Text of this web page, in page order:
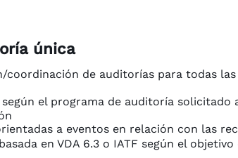
única
coordinación de auditorías para todas
el programa de auditoría
a eventos en relación con las
en VDA 6.3 o IATF según el